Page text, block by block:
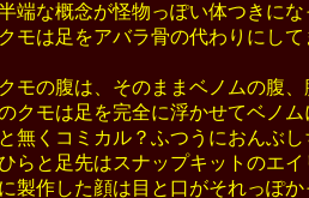
端な概念が怪物っぽい体つきにな
モは足をアバラ骨の代わりにし
モの腹は、そのままベノムの腹
クモは足を完全に浮かせてベノ
無くコミカル？ふつうにおんぶし
らと足先はスナップキットのエ
製作した顔は目と口がそれっぽか